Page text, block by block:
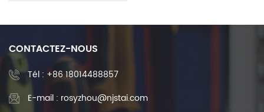
CONTACTEZ-NOUS
Tél : +86 18014488857
E-mail : rosyzhou@njstai.com